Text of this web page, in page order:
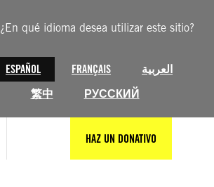
¿En qué idioma desea utilizar este sitio?
ESPAÑOL FRANÇAIS
العربية
繁中 РУССКИЙ
HAZ UN DONATIVO